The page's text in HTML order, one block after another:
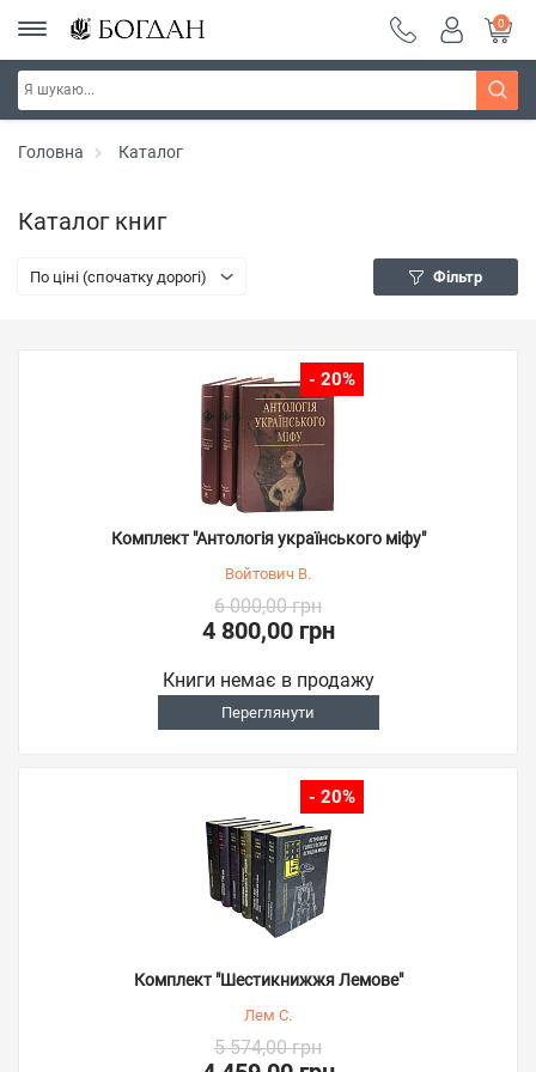
0
Головна Каталог
Каталог книг
По ціні (спочатку дорогі) Фільтр
- 20%
Комплект "Антологія українського міфу"
Войтович В.
6 000,00 грн
4 800,00 грн
Книги немає в продажу
Переглянути
- 20%
Комплект "Шестикнижжя Лемове"
Лем С.
5 574,00 грн